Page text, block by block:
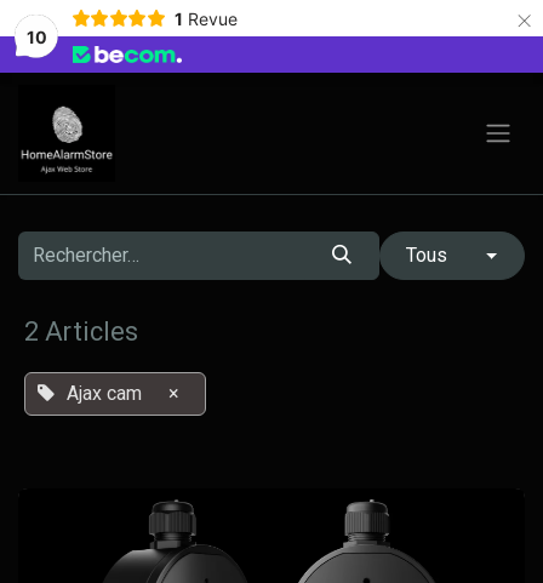
10
1 Revue ×
Tous
2 Articles
Ajax cam ×